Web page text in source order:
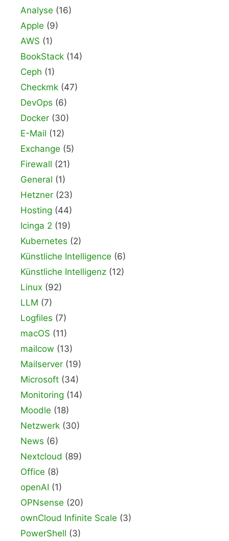
Analyse (16)
Apple (9)
AWS (1)
BookStack (14)
Ceph (1)
Checkmk (47)
DevOps (6)
Docker (30)
E-Mail (12)
Exchange (5)
Firewall (21)
General (1)
Hetzner (23)
Hosting (44)
Icinga 2 (19)
Kubernetes (2)
Künstliche Intelligence (6)
Künstliche Intelligenz (12)
Linux (92)
LLM (7)
Logfiles (7)
macOS (11)
mailcow (13)
Mailserver (19)
Microsoft (34)
Monitoring (14)
Moodle (18)
Netzwerk (30)
News (6)
Nextcloud (89)
Office (8)
openAI (1)
OPNsense (20)
ownCloud Infinite Scale (3)
PowerShell (3)